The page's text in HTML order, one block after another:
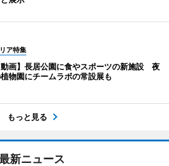
ア特集
動画】長居公園に食やスポーツの新施設 夜
物園にチームラボの常設展も
もっと見る
新ニュース